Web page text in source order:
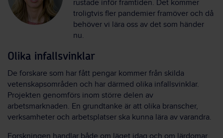
rustade inför framtiden. Det kommer
troligtvis fler pandemier framöver och då
behöver vi lära oss av det som händer
nu.
Olika infallsvinklar
De forskare som har fått pengar kommer från skilda
vetenskapsområden och har därmed olika infallsvinklar.
Projekten genomförs inom större delen av
arbetsmarknaden. En grundtanke är att olika branscher,
verksamheter och arbetsplatser ska kunna lära av varandra.
Forskningen handlar både om läget idag och om lärdomar